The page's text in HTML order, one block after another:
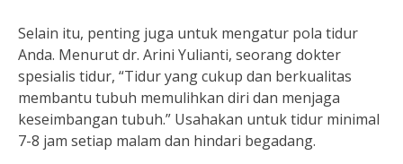
Selain itu, penting juga untuk mengatur pola tidur
Anda. Menurut dr. Arini Yulianti, seorang dokter
spesialis tidur, “Tidur yang cukup dan berkualitas
membantu tubuh memulihkan diri dan menjaga
keseimbangan tubuh.” Usahakan untuk tidur minimal
7-8 jam setiap malam dan hindari begadang.